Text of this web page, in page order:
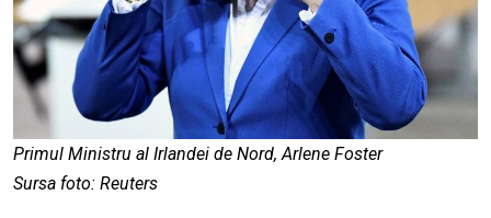
Primul Ministru al Irlandei de Nord, Arlene Foster
Sursa foto: Reuters